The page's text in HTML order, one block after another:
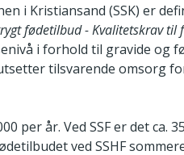
i Kristiansand (SSK) er
fødetilbud - Kvalitetskrav til
i forhold til gravide og
tilsvarende omsorg
per år. Ved SSF er det ca.
ved SSHF